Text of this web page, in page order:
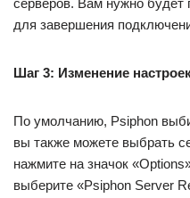
серверов. Вам нужно будет
для завершения
Шаг 3: Изменение
По умолчанию, Psiphon
вы также можете выбрать
нажмите на значок
выберите «Psiphon Server